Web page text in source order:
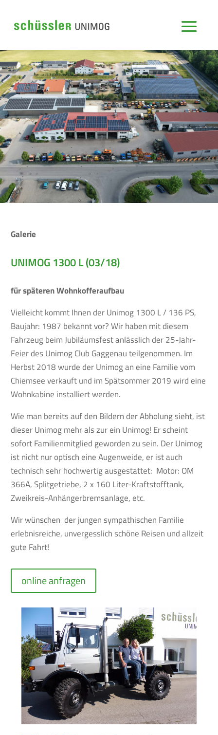
Galerie
UNIMOG 1300 L (03/18)
für späteren Wohnkofferaufbau
Vielleicht kommt Ihnen der Unimog 1300 L / 136 PS,
Baujahr: 1987 bekannt vor? Wir haben mit diesem
Fahrzeug beim Jubiläumsfest anlässlich der 25-Jahr-
Feier des Unimog Club Gaggenau teilgenommen. Im
Herbst 2018 wurde der Unimog an eine Familie vom
Chiemsee verkauft und im Spätsommer 2019 wird eine
Wohnkabine installiert werden.
Wie man bereits auf den Bildern der Abholung sieht, ist
dieser Unimog mehr als zur ein Unimog! Er scheint
sofort Familienmitglied geworden zu sein. Der Unimog
ist nicht nur optisch eine Augenweide, er ist auch
technisch sehr hochwertig ausgestattet: Motor: OM
366A, Splitgetriebe, 2 x 160 Liter-Kraftstofftank,
Zweikreis-Anhängerbremsanlage, etc.
Wir wünschen der jungen sympathischen Familie
erlebnisreiche, unvergesslich schöne Reisen und allzeit
gute Fahrt!
online anfragen